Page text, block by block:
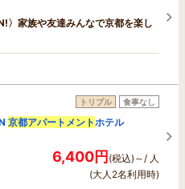
〉家族や友達みんなで京都を楽し
トリプル 食事なし
京都アパートメントホテル
6,400円(税込)～/ 人
(大人2名利用時)